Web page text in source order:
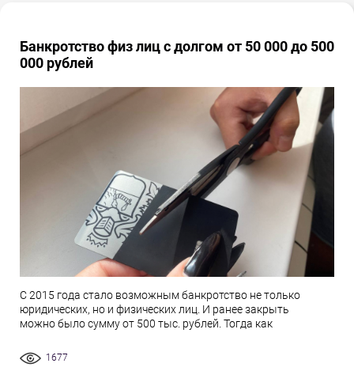
Банкротство физ лиц с долгом от 50 000 до 500
000 рублей
С 2015 года стало возможным банкротство не только
юридических, но и физических лиц. И ранее закрыть
можно было сумму от 500 тыс. рублей. Тогда как
1677